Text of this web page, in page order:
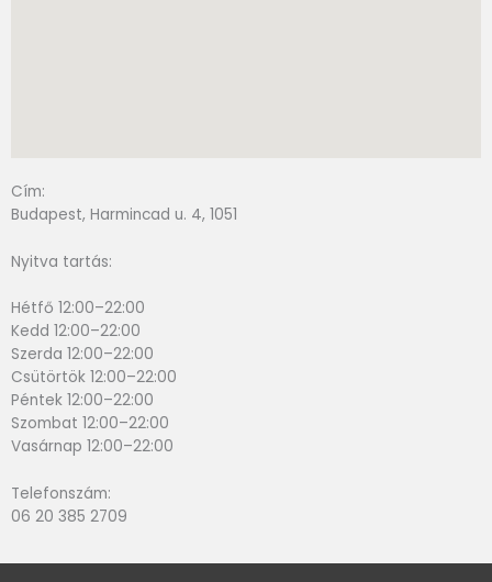
Cím:
Budapest, Harmincad u. 4, 1051
Nyitva tartás:
Hétfő 12:00–22:00
Kedd 12:00–22:00
Szerda 12:00–22:00
Csütörtök 12:00–22:00
Péntek 12:00–22:00
Szombat 12:00–22:00
Vasárnap 12:00–22:00
Telefonszám:
06 20 385 2709